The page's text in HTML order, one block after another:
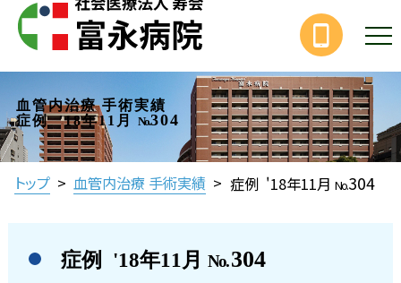
血管内治療 手術実績
症例 '18年11月
No.304
トップ > 血管内治療 手術実績 > 症例 '18年11月 No.304
症例 '18年11月 No.304